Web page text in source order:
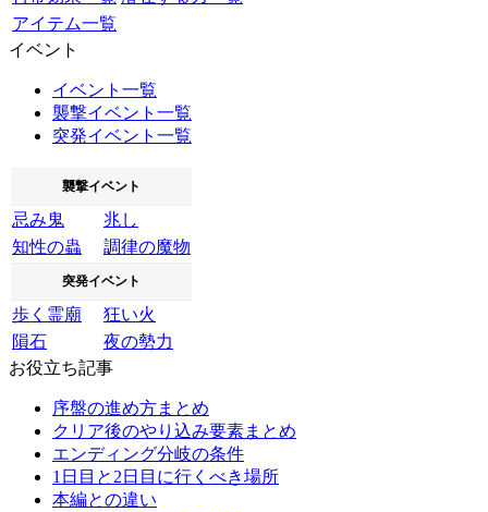
アイテム一覧
イベント
イベント一覧
襲撃イベント一覧
突発イベント一覧
襲撃イベント
忌み鬼
兆し
知性の蟲
調律の魔物
突発イベント
歩く霊廟
狂い火
隕石
夜の勢力
お役立ち記事
序盤の進め方まとめ
クリア後のやり込み要素まとめ
エンディング分岐の条件
1日目と2日目に行くべき場所
本編との違い